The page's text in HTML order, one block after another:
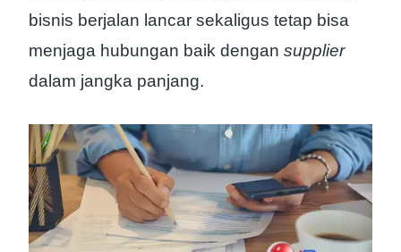
bisnis berjalan lancar sekaligus tetap bisa
menjaga hubungan baik dengan supplier
dalam jangka panjang.